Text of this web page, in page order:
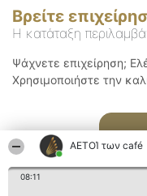
ΑΕΤΟΊ των café
08:11
Βρείτε
Η κατάταξη
Ψάχνετε επιχείρηση;
Χρησιμοποιήστε την